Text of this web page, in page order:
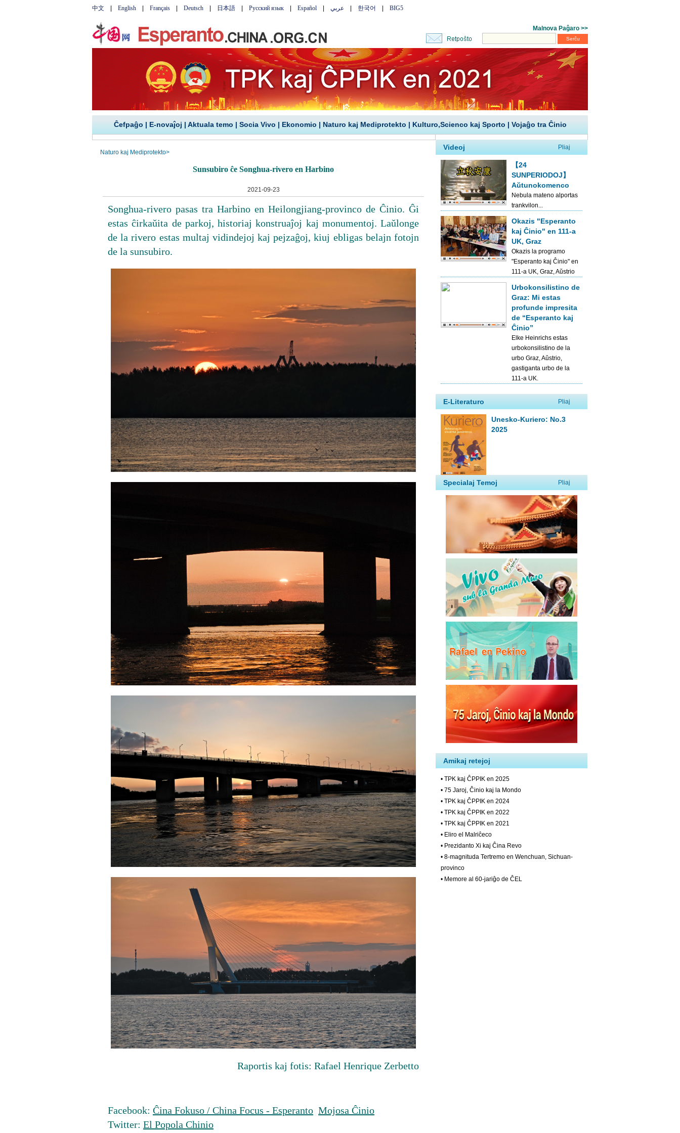
Ĉefpaĝo | E-novaĵoj | Aktuala temo | Socia Vivo | Ekonomio | Naturo kaj Mediprotekto | Kulturo,Scienco kaj Sporto | Vojaĝo tra Ĉinio
Naturo kaj Mediprotekto>
Sunsubiro ĉe Songhua-rivero en Harbino
2021-09-23
Songhua-rivero pasas tra Harbino en Heilongjiang-provinco de Ĉinio. Ĝi
estas ĉirkaŭita de parkoj, historiaj konstruaĵoj kaj monumentoj. Laŭlonge
de la rivero estas multaj vidindejoj kaj pejzaĝoj, kiuj ebligas belajn fotojn
de la sunsubiro.
Raportis kaj fotis: Rafael Henrique Zerbetto
Facebook: Ĉina Fokuso / China Focus - Esperanto Mojosa Ĉinio
Twitter: El Popola Chinio